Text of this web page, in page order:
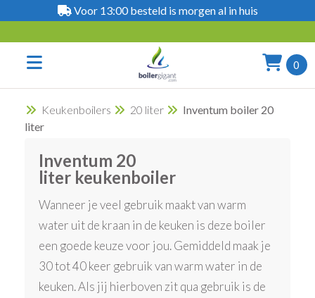
Voor 13:00 besteld is morgen al in huis
0
Keukenboilers 20 liter
Inventum boiler 20
liter
Inventum 20
liter keukenboiler
Wanneer je veel gebruik maakt van warm
water uit de kraan in de keuken is deze boiler
een goede keuze voor jou. Gemiddeld maak je
30 tot 40 keer gebruik van warm water in de
keuken. Als jij hierboven zit qua gebruik is de